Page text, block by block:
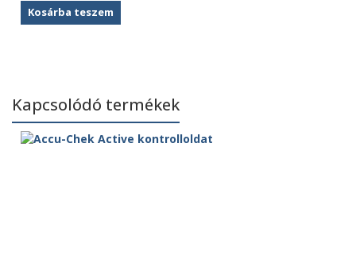
Kosárba teszem
Kapcsolódó termékek